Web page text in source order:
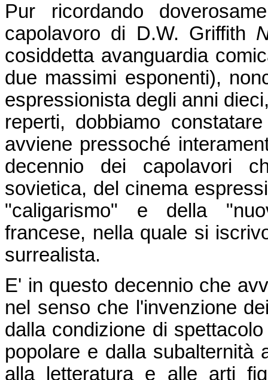
Pur ricordando
capolavoro di D.W. Griffith
cosiddetta avanguardia
due massimi esponenti),
espressionista degli anni
reperti, dobbiamo
avviene pressoché
decennio dei capolavori
sovietica, del cinema
"caligarismo" e della
francese, nella quale si
surrealista.
E' in questo decennio che
nel senso che l'invenzione
dalla condizione di
popolare e dalla subalternità
alla letteratura e alle arti